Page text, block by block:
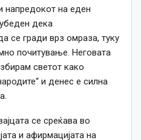
напредокот на еден
дека
се гради врз омраза, туку
почитување. Неговата
светот како
и денес е силна
се среќава во
и афирмацијата на